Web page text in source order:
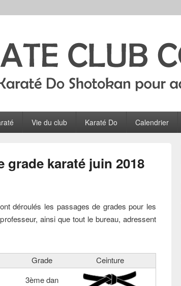
Vie du club Karaté Do Calendrier
grade karaté juin 2018
déroulés les passages de grades pour les
ainsi que tout le bureau, adressent
Grade
Ceinture
3ème dan